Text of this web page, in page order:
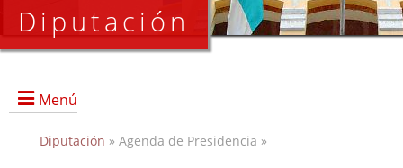
Diputación
Menú
Diputación » Agenda de Presidencia »